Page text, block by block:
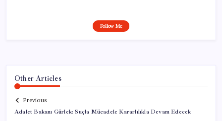
Follow Me
Other Articles
Previous
Adalet Bakanı Gürlek: Suçla Mücadele Kararlılıkla Devam Edecek